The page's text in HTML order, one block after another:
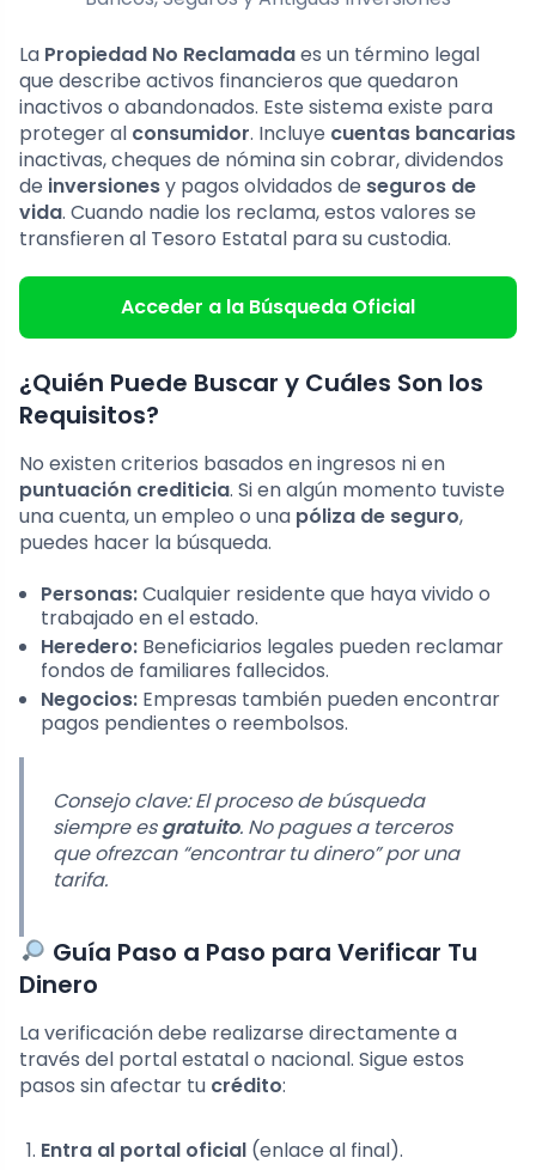
La Propiedad No Reclamadaes un término legal
que describe activos financieros que quedaron
inactivos o abandonados. Este sistema existe para
proteger al consumidor. Incluye cuentas bancarias
inactivas, cheques de nómina sin cobrar, dividendos
de inversionesy pagos olvidados de seguros de
vida. Cuando nadie los reclama, estos valores se
transfieren al Tesoro Estatal para su custodia.
Acceder a la Búsqueda Oficial
¿Quién Puede Buscar y Cuáles Son los
Requisitos?
No existen criterios basados en ingresos ni en
puntuación crediticia. Si en algún momento tuviste
una cuenta, un empleo o una póliza de seguro,
puedes hacer la búsqueda.
Personas:Cualquier residente que haya vivido o
trabajado en el estado.
Heredero: Beneficiarios legales pueden reclamar
fondos de familiares fallecidos.
Negocios: Empresas también pueden encontrar
pagos pendientes o reembolsos.
Consejo clave: El proceso de búsqueda
siempre esgratuito. No pagues a terceros
que ofrezcan “encontrar tu dinero” por una
tarifa.
Guía Paso a Paso para Verificar Tu
Dinero
La verificación debe realizarse directamente a
través del portal estatal o nacional. Sigue estos
pasos sin afectar tu crédito:
Entra al portal oficial (enlace al final).